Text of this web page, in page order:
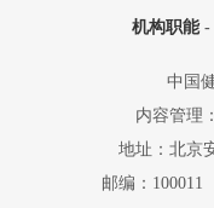
机构职能-
中国
内容管理
地址：北京
邮编：100011